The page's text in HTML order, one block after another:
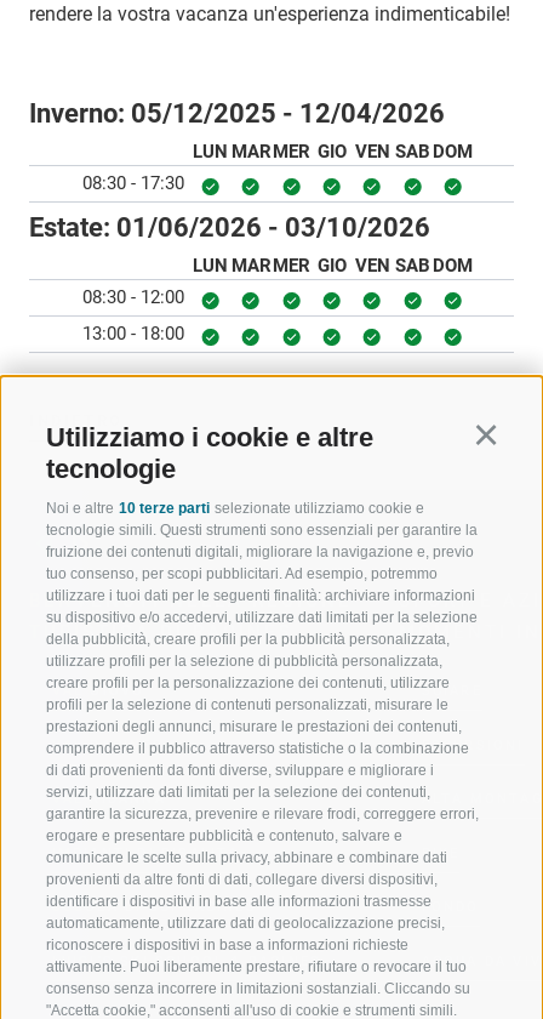
Utilizziamo i cookie e altre
tecnologie
Noi e altre 10 terze parti selezionate utilizziamo cookie e
tecnologie simili. Questi strumenti sono essenziali per garantire la
fruizione dei contenuti digitali, migliorare la navigazione e, previo
tuo consenso, per scopi pubblicitari. Ad esempio, potremmo
utilizzare i tuoi dati per le seguenti finalità: archiviare informazioni
su dispositivo e/o accedervi, utilizzare dati limitati per la selezione
della pubblicità, creare profili per la pubblicità personalizzata,
utilizzare profili per la selezione di pubblicità personalizzata,
creare profili per la personalizzazione dei contenuti, utilizzare
profili per la selezione di contenuti personalizzati, misurare le
prestazioni degli annunci, misurare le prestazioni dei contenuti,
comprendere il pubblico attraverso statistiche o la combinazione
di dati provenienti da fonti diverse, sviluppare e migliorare i
servizi, utilizzare dati limitati per la selezione dei contenuti,
garantire la sicurezza, prevenire e rilevare frodi, correggere errori,
erogare e presentare pubblicità e contenuto, salvare e
comunicare le scelte sulla privacy, abbinare e combinare dati
provenienti da altre fonti di dati, collegare diversi dispositivi,
identificare i dispositivi in base alle informazioni trasmesse
automaticamente, utilizzare dati di geolocalizzazione precisi,
riconoscere i dispositivi in base a informazioni richieste
attivamente. Puoi liberamente prestare, rifiutare o revocare il tuo
consenso senza incorrere in limitazioni sostanziali. Cliccando su
"Accetta cookie," acconsenti all'uso di cookie e strumenti simili.
rendere la vostra vacanza un'esperienza indimenticabile!
Inverno: 05/12/2025 - 12/04/2026
LUN MARMER GIO VEN SAB DOM
08:30 - 17:30
Estate: 01/06/2026 - 03/10/2026
LUN MARMER GIO VEN SAB DOM
08:30 - 12:00
13:00 - 18:00
BENVENUTI NELLA REGIONE
TURISTICA DI RACINES
VAL GIOVO
VAL RACINES
VAL RIDANNA
IMPIANTI DI RISALITA
SCUOLA DI SCI RACINES
LUISL'S SKI SCHOOL A RACINES
SPORT E
MOMENTI
SCIARE
ESCURSIONI
ALTA
BIKE
FONDO
ACQUA DA